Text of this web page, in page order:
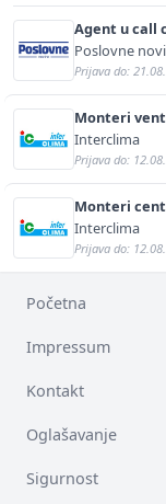
Agent u call
Poslovne
Prijava do:
Monteri
Interclima
Prijava do:
Monteri
Interclima
Prijava do:
Početna
Impressum
Kontakt
Oglašavanje
Sigurnost